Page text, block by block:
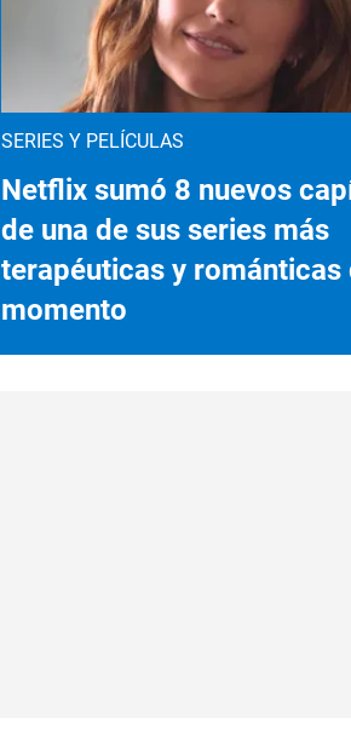
SERIES Y PELÍCULAS
Netflix sumó 8 nuevos
de una de sus series más
terapéuticas y románticas
momento